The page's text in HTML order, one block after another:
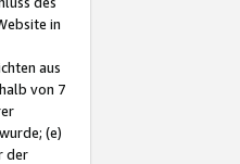
in
aus
von 7
(e)
der